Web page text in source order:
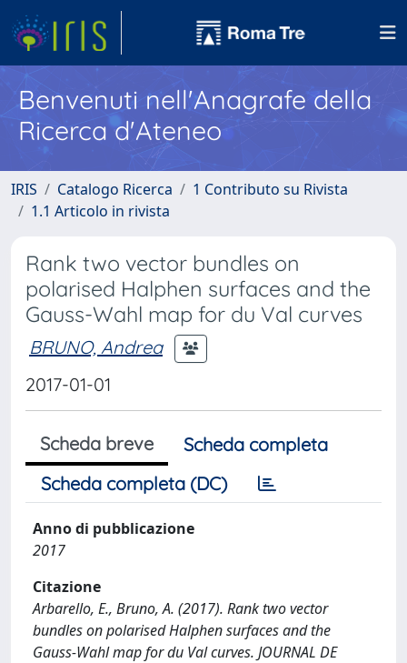
Benvenuti nell'Anagrafe della
Ricerca d'Ateneo
IRIS Catalogo Ricerca
1 Contributo su Rivista
1.1 Articolo in rivista
Rank two vector bundles on
polarised Halphen surfaces and the
Gauss-Wahl map for du Val curves
BRUNO, Andrea
2017-01-01
Scheda breve
Scheda completa
Scheda completa (DC)
Anno di pubblicazione
2017
Citazione
Arbarello, E., Bruno, A. (2017). Rank two vector
bundles on polarised Halphen surfaces and the
Gauss-Wahl map for du Val curves. JOURNAL DE